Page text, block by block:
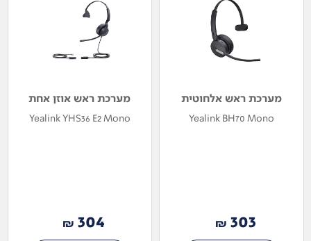
מערכת ראש אלחוטית
Yealink BH70 Mono
303
₪
מערכת ראש אוזן אחת
Yealink YHS36 E2 Mono
304
₪